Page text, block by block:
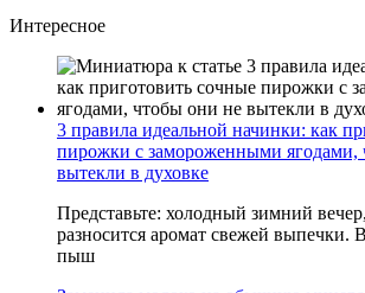
Интересное
3 правила идеальной начинки: как
пирожки с замороженными ягодами,
вытекли в духовке
Представьте: холодный зимний
разносится аромат свежей выпечки.
пыш